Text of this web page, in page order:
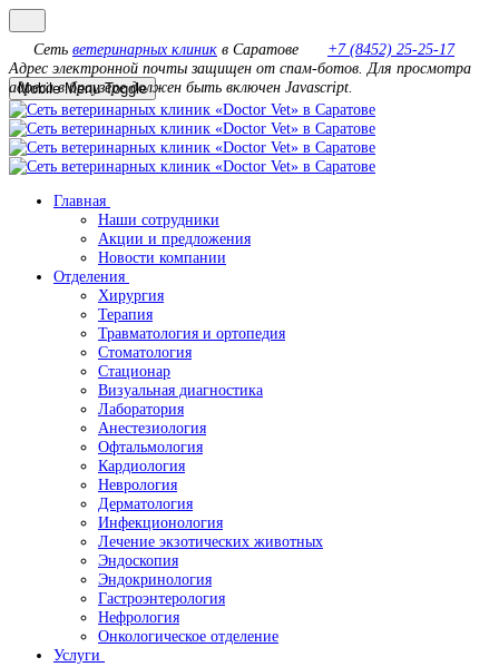
Сеть ветеринарных клиник в Саратове
+7 (8452) 25-25-17
Адрес электронной почты защищен от спам-ботов. Для просмотра
адреса в браузере должен быть включен Javascript.
Mobile Menu Toggle
Главная
Наши сотрудники
Акции и предложения
Новости компании
Отделения
Хирургия
Терапия
Травматология и ортопедия
Стоматология
Стационар
Визуальная диагностика
Лаборатория
Анестезиология
Офтальмология
Кардиология
Неврология
Дерматология
Инфекционология
Лечение экзотических животных
Эндоскопия
Эндокринология
Гастроэнтерология
Нефрология
Онкологическое отделение
Услуги